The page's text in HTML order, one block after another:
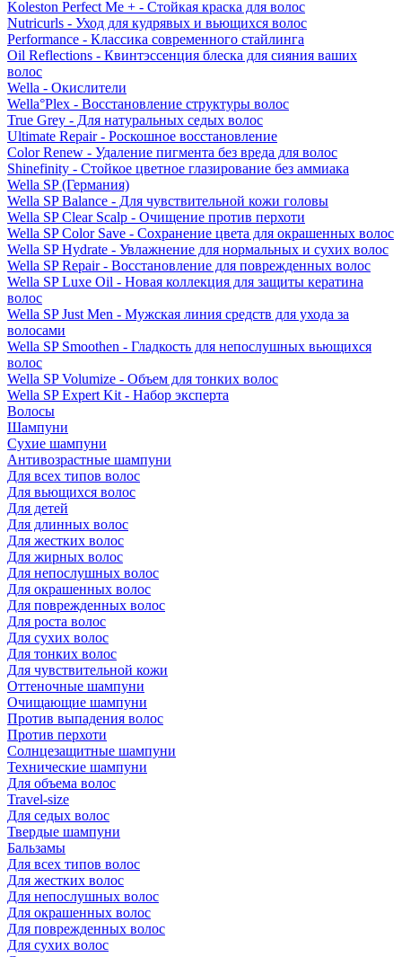
Koleston Perfect Me + - Стойкая краска для волос
Nutricurls - Уход для кудрявых и вьющихся волос
Performance - Классика современного стайлинга
Oil Reflections - Квинтэссенция блеска для сияния ваших
волос
Wella - Окислители
Wella°Plex - Восстановление структуры волос
True Grey - Для натуральных седых волос
Ultimate Repair - Роскошное восстановление
Color Renew - Удаление пигмента без вреда для волос
Shinefinity - Стойкое цветное глазирование без аммиака
Wella SP (Германия)
Wella SP Balance - Для чувствительной кожи головы
Wella SP Clear Scalp - Очищение против перхоти
Wella SP Color Save - Сохранение цвета для окрашенных волос
Wella SP Hydrate - Увлажнение для нормальных и сухих волос
Wella SP Repair - Восстановление для поврежденных волос
Wella SP Luxe Oil - Новая коллекция для защиты кератина
волос
Wella SP Just Men - Мужская линия средств для ухода за
волосами
Wella SP Smoothen - Гладкость для непослушных вьющихся
волос
Wella SP Volumize - Объем для тонких волос
Wella SP Expert Kit - Набор эксперта
Волосы
Шампуни
Сухие шампуни
Антивозрастные шампуни
Для всех типов волос
Для вьющихся волос
Для детей
Для длинных волос
Для жестких волос
Для жирных волос
Для непослушных волос
Для окрашенных волос
Для поврежденных волос
Для роста волос
Для сухих волос
Для тонких волос
Для чувствительной кожи
Оттеночные шампуни
Очищающие шампуни
Против выпадения волос
Против перхоти
Солнцезащитные шампуни
Технические шампуни
Для объема волос
Travel-size
Для седых волос
Твердые шампуни
Бальзамы
Для всех типов волос
Для жестких волос
Для непослушных волос
Для окрашенных волос
Для поврежденных волос
Для сухих волос